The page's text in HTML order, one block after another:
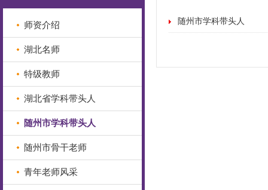
随州市学科带头人
师资介绍
湖北名师
特级教师
湖北省学科带头人
随州市学科带头人
随州市骨干老师
青年老师风采